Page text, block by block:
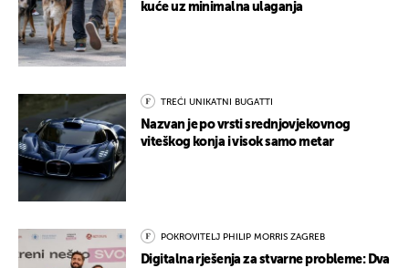
kuće uz minimalna ulaganja
TREĆI UNIKATNI BUGATTI
Nazvan je po vrsti srednjovjekovnog
viteškog konja i visok samo metar
POKROVITELJ PHILIP MORRIS ZAGREB
Digitalna rješenja za stvarne probleme: Dva